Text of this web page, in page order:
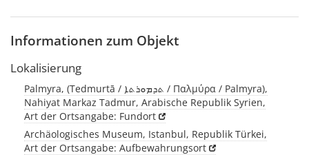
Informationen zum Objekt
Lokalisierung
Palmyra, (Tedmurtā / ܬܕܡܘܪܬܐ / Παλμύρα / Palmyra),
Nahiyat Markaz Tadmur, Arabische Republik Syrien,
Art der Ortsangabe: Fundort
Archäologisches Museum, Istanbul, Republik Türkei,
Art der Ortsangabe: Aufbewahrungsort